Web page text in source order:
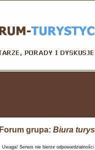
Forum grupa: Biura
Uwaga! Serwis nie bierze